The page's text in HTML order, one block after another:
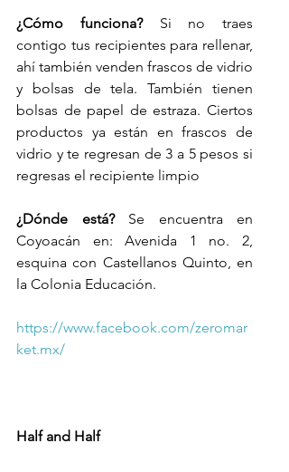
¿Cómo funciona? Si no traes
contigo tus recipientes para rellenar,
ahí también venden frascos de vidrio
y bolsas de tela. También tienen
bolsas de papel de estraza. Ciertos
productos ya están en frascos de
vidrio y te regresan de 3 a 5 pesos si
regresas el recipiente limpio
¿Dónde está? Se encuentra en
Coyoacán en: Avenida 1 no. 2,
esquina con Castellanos Quinto, en
la Colonia Educación.
https://www.facebook.com/zeromar
ket.mx/
Half and Half